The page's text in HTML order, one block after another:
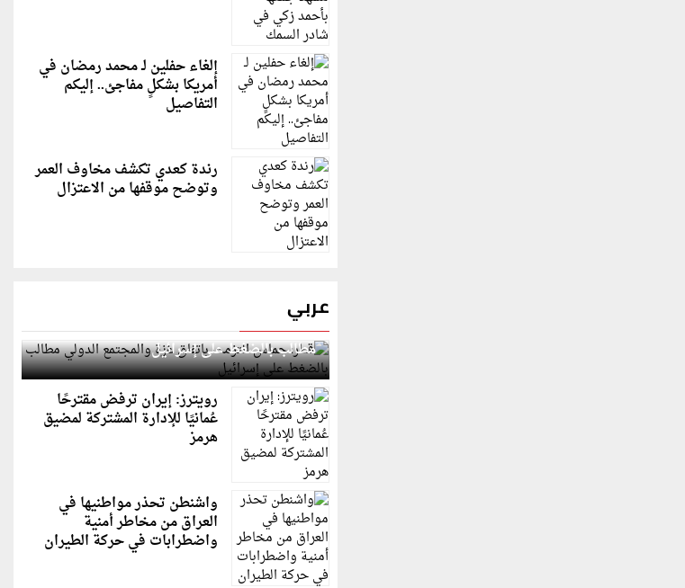
إلغاء حفلين لـ محمد رمضان في
أمريكا بشكلٍ مفاجئ.. إليكم
التفاصيل
رندة كعدي تكشف مخاوف العمر
وتوضح موقفها من الاعتزال
عربي
قطر: حماس التزمت باتفاق غزة والمجتمع الدولي
مطالب بالضغط على إسرائيل
رويترز: إيران ترفض مقترحًا
عُمانيًا للإدارة المشتركة لمضيق
هرمز
واشنطن تحذر مواطنيها في
العراق من مخاطر أمنية
واضطرابات في حركة الطيران